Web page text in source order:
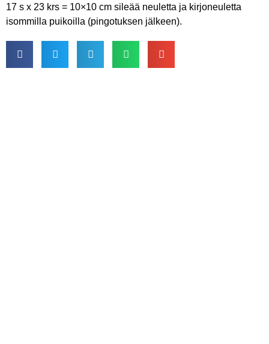
17 s x 23 krs = 10×10 cm sileää neuletta ja kirjoneuletta
isommilla puikoilla (pingotuksen jälkeen).